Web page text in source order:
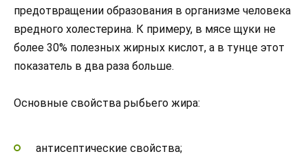
предотвращении образования в организме человека
вредного холестерина. К примеру, в мясе щуки не
более 30% полезных жирных кислот, а в тунце этот
показатель в два раза больше.
Основные свойства рыбьего жира:
антисептические свойства;